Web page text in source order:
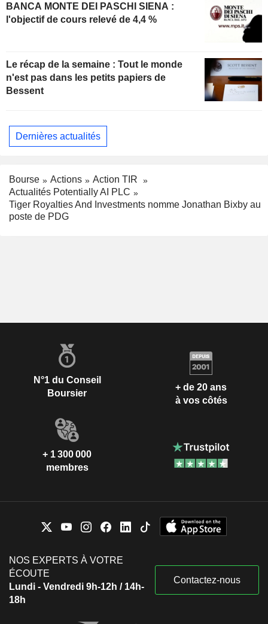
BANCA MONTE DEI PASCHI SIENA :
l'objectif de cours relevé de 4,4 %
Le récap de la semaine : Tout le monde
n'est pas dans les petits papiers de
Bessent
Dernières actualités
Bourse Actions
Action TIR
Actualités Potentially AI PLC
Tiger Royalties And Investments nomme Jonathan Bixby au
poste de PDG
N°1 du Conseil
Boursier
+ de 20 ans
à vos côtés
+ 1 300 000
membres
NOS EXPERTS À VOTRE
ÉCOUTE
Lundi - Vendredi 9h-12h / 14h-
18h
Contactez-nous